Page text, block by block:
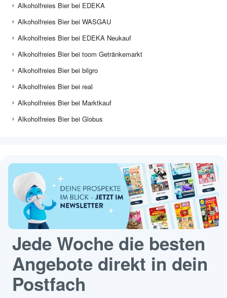
Alkoholfreies Bier bei EDEKA
Alkoholfreies Bier bei WASGAU
Alkoholfreies Bier bei EDEKA Neukauf
Alkoholfreies Bier bei toom Getränkemarkt
Alkoholfreies Bier bei bilgro
Alkoholfreies Bier bei real
Alkoholfreies Bier bei Marktkauf
Alkoholfreies Bier bei Globus
Jede Woche die besten
Angebote direkt in dein
Postfach